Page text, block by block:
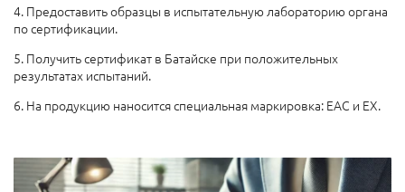
4. Предоставить образцы в испытательную лабораторию органа
по сертификации.
5. Получить сертификат в Батайске при положительных
результатах испытаний.
6. На продукцию наносится специальная маркировка: ЕАС и EX.